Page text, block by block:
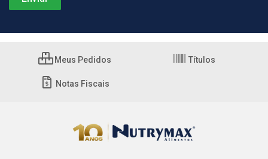
Meus Pedidos Títulos
Notas Fiscais